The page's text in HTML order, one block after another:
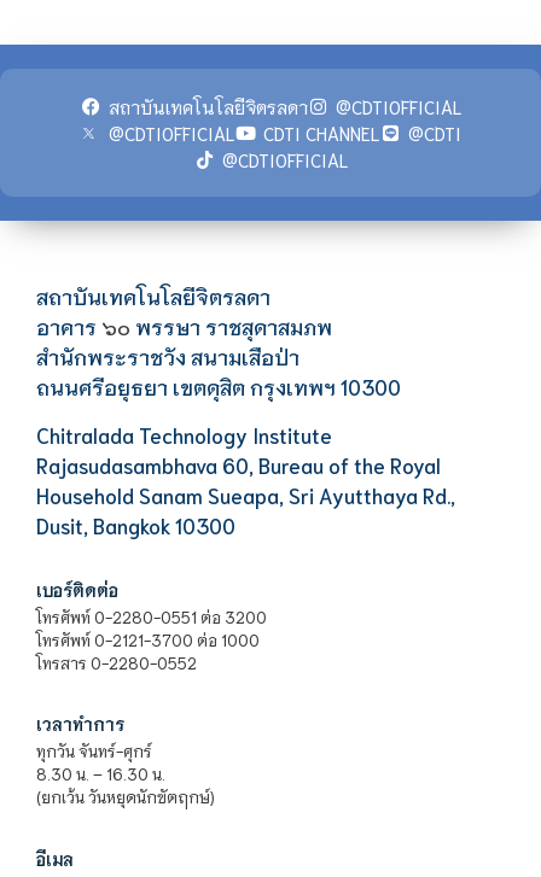
สถาบันเทคโนโลยีจิตรลดา
@CDTIOFFICIAL
@CDTIOFFICIAL
CDTI CHANNEL
@CDTI
@CDTIOFFICIAL
สถาบันเทคโนโลยีจิตรลดา
อาคาร ๖๐ พรรษา ราชสุดาสมภพ
สำนักพระราชวัง สนามเสือป่า
ถนนศรีอยุธยา เขตดุสิต กรุงเทพฯ 10300
Chitralada Technology Institute
Rajasudasambhava 60, Bureau of the Royal
Household Sanam Sueapa, Sri Ayutthaya Rd.,
Dusit, Bangkok 10300
เบอร์ติดต่อ
โทรศัพท์ 0-2280-0551 ต่อ 3200
โทรศัพท์ 0-2121-3700 ต่อ 1000
โทรสาร 0-2280-0552
เวลาทำการ
ทุกวัน จันทร์-ศุกร์
8.30 น. – 16.30 น.
(ยกเว้น วันหยุดนักขัตฤกษ์)
อีเมล